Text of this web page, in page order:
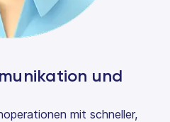
und
mit schneller,